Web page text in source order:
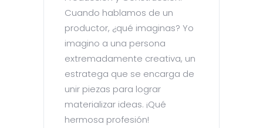
Cuando hablamos de un
productor, ¿qué imaginas? Yo
imagino a una persona
extremadamente creativa, un
estratega que se encarga de
unir piezas para lograr
materializar ideas. ¡Qué
hermosa profesión!